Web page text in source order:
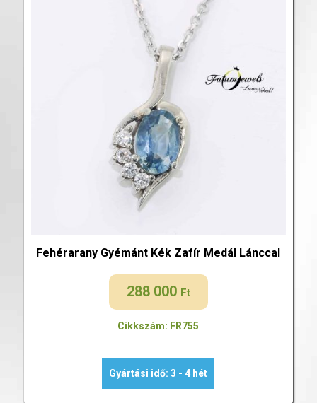
Fehérarany Gyémánt Kék Zafír Medál Lánccal
288 000 Ft
Cikkszám: FR755
Gyártási idő: 3 - 4 hét